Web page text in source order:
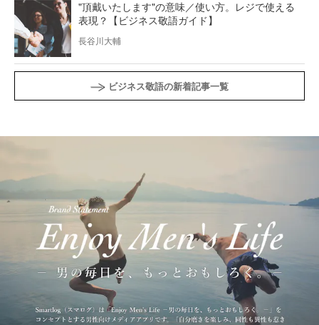
"頂戴いたします"の意味／使い方。レジで使える
表現？【ビジネス敬語ガイド】
長谷川大輔
ビジネス敬語の新着記事一覧